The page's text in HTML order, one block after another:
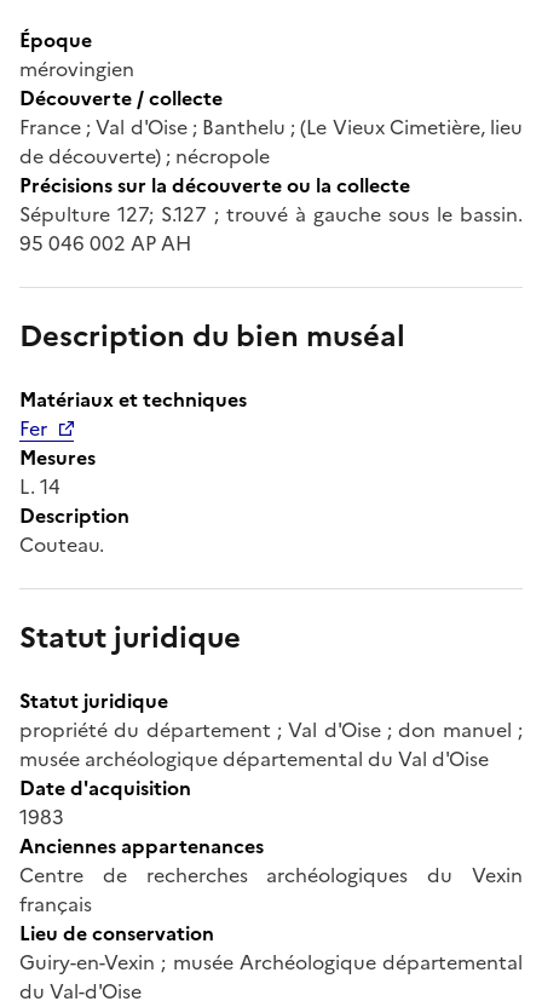
Époque
mérovingien
Découverte / collecte
France ; Val d'Oise ; Banthelu ; (Le Vieux Cimetière, lieu
de découverte) ; nécropole
Précisions sur la découverte ou la collecte
Sépulture 127; S.127 ; trouvé à gauche sous le bassin.
95 046 002 AP AH
Description du bien muséal
Matériaux et techniques
Fer
Mesures
L. 14
Description
Couteau.
Statut juridique
Statut juridique
propriété du département ; Val d'Oise ; don manuel ;
musée archéologique départemental du Val d'Oise
Date d'acquisition
1983
Anciennes appartenances
Centre de recherches archéologiques du Vexin
français
Lieu de conservation
Guiry-en-Vexin ; musée Archéologique départemental
du Val-d'Oise